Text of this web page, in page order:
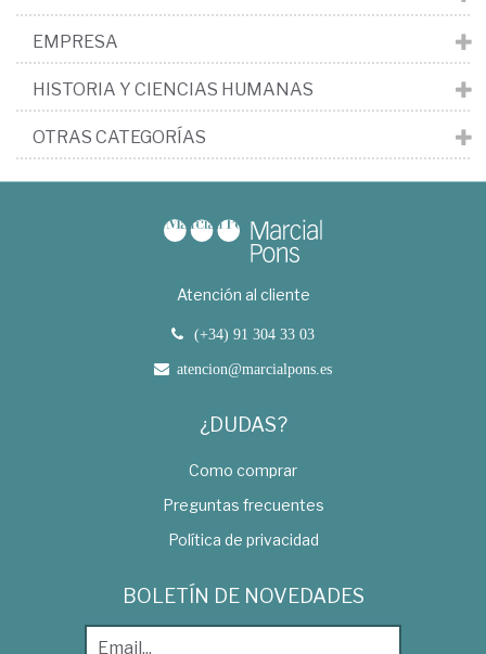
EMPRESA
HISTORIA Y CIENCIAS HUMANAS
OTRAS CATEGORÍAS
Atención al cliente
(+34) 91 304 33 03
atencion@marcialpons.es
¿DUDAS?
Como comprar
Preguntas frecuentes
Política de privacidad
BOLETÍN DE NOVEDADES